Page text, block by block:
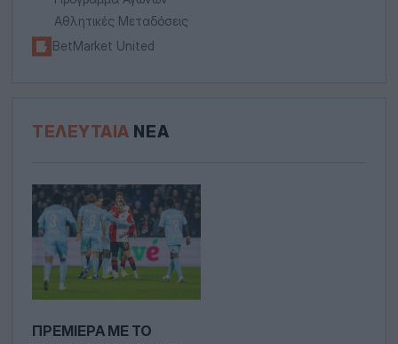
Αθλητικές Μεταδόσεις
BetMarket United
ΤΕΛΕΥΤΑΊΑ ΝΈΑ
ΠΡΕΜΙΈΡΑ ΜΕ ΤΟ